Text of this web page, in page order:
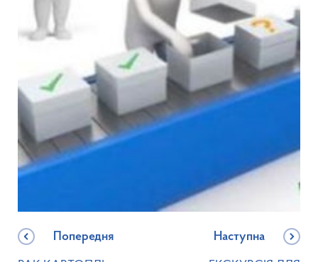
Попередня Наступна